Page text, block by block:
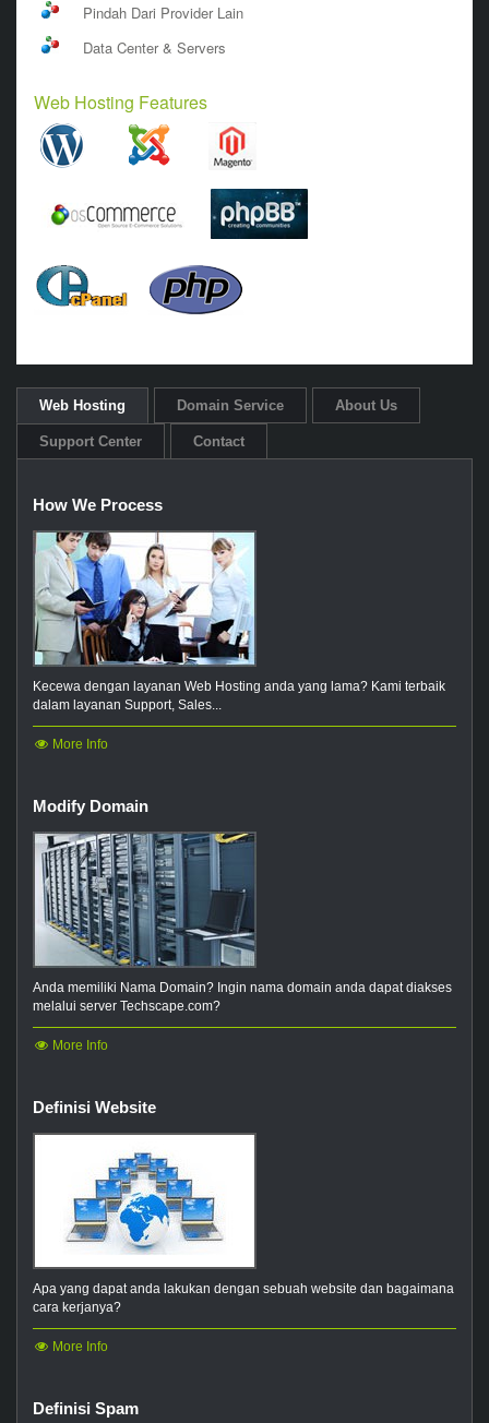
Pindah Dari Provider Lain
Data Center & Servers
Web Hosting Features
Web Hosting Domain Service About Us
Support Center Contact
How We Process
Kecewa dengan layanan Web Hosting anda yang lama? Kami terbaik
dalam layanan Support, Sales...
More Info
Modify Domain
Anda memiliki Nama Domain? Ingin nama domain anda dapat diakses
melalui server Techscape.com?
More Info
Definisi Website
Apa yang dapat anda lakukan dengan sebuah website dan bagaimana
cara kerjanya?
More Info
Definisi Spam